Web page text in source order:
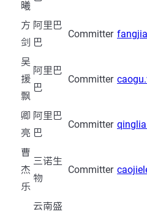
曦
方
剑
阿里巴
巴
Committer
吴
援
飘
阿里巴
巴
Committer
卿
亮
阿里巴
巴
Committer
曹
杰
乐
三诺生
物
Committer
云南盛